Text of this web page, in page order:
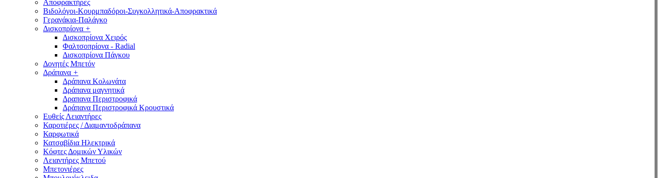
Αποφρακτήρες
Βιδολόγοι-Κουρμπαδόροι-Συγκολλητικά-Αποφρακτικά
Γερανάκια-Παλάγκο
Δισκοπρίονα +
Δισκοπρίονα Χειρός
Φαλτσοπρίονα - Radial
Δισκοπρίονα Πάγκου
Δονητές Μπετόν
Δράπανα +
Δράπανα Κολωνάτα
Δράπανα μαγνητικά
Δραπανα Περιστροφικά
Δράπανα Περιστροφικά Κρουστικά
Ευθείς Λειαντήρες
Καροτιέρες / Διαμαντοδράπανα
Καρφωτικά
Κατσαβίδια Ηλεκτρικά
Κόφτες Δομικών Υλικών
Λειαντήρες Μπετού
Μπετονιέρες